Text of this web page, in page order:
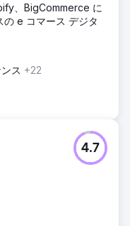
、BigCommerce に
の e コマース デジタ
ス +22
4.7